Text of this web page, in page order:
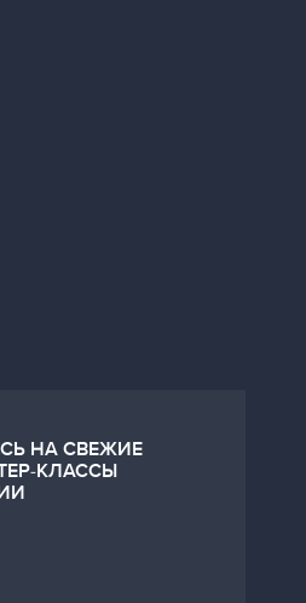
НА СВЕЖИЕ
КЛАССЫ